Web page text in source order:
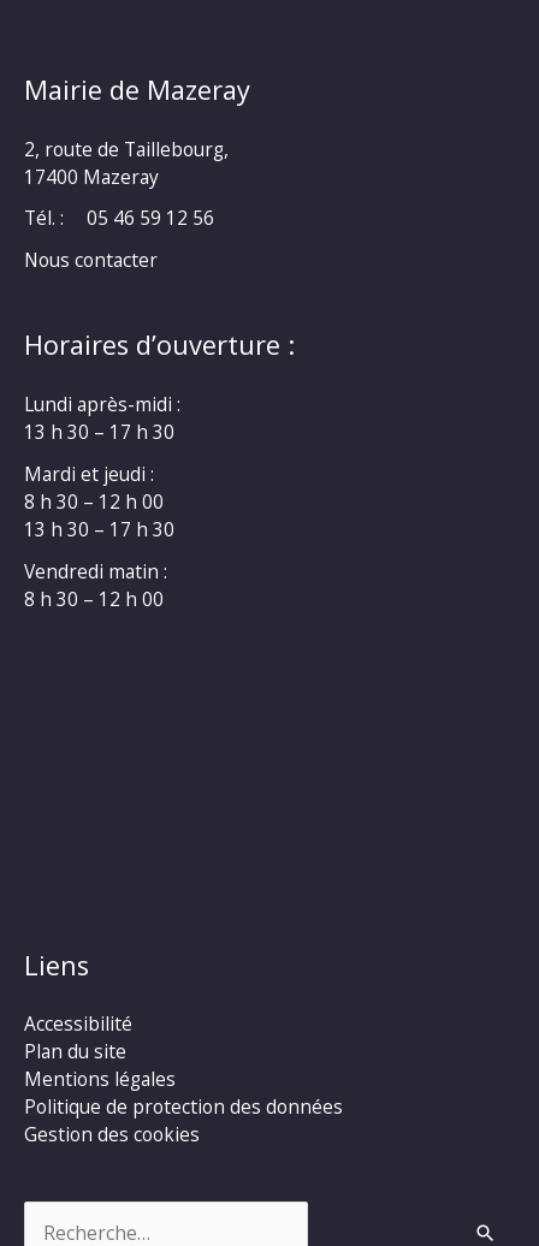
Mairie de Mazeray
2, route de Taillebourg,
17400 Mazeray
Tél. :
05 46 59 12 56
Nous contacter
Horaires d’ouverture :
Lundi après-midi :
13 h 30 – 17 h 30
Mardi et jeudi :
8 h 30 – 12 h 00
13 h 30 – 17 h 30
Vendredi matin :
8 h 30 – 12 h 00
Liens
Accessibilité
Plan du site
Mentions légales
Politique de protection des données
Gestion des cookies